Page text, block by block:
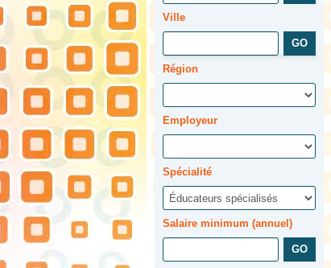
Ville
Région
Employeur
Spécialité
Salaire minimum (annuel)